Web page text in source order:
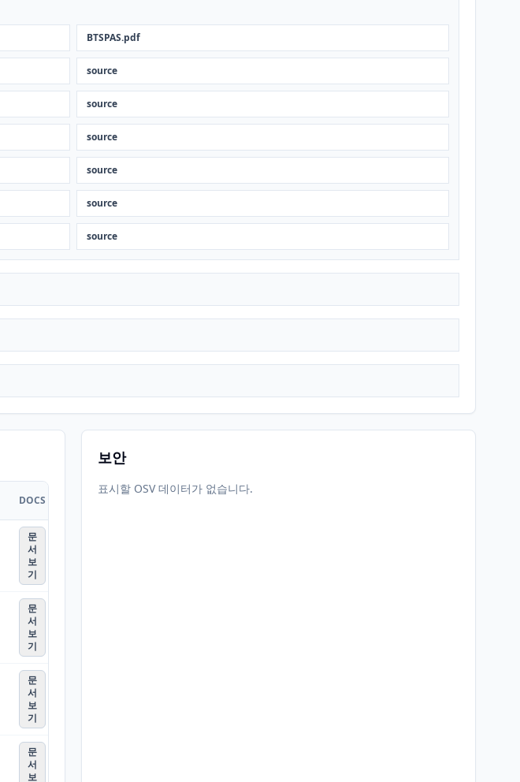
BTSPAS.pdf
source
source
source
source
source
source
DOCS
문
서
보
기
문
서
보
기
문
서
보
기
문
서
보
보안
표시할 OSV 데이터가 없습니다.